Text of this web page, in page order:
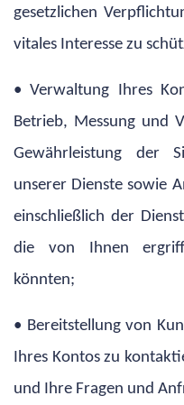
gesetzlichen
vitales Interesse zu
• Verwaltung Ihres
Betrieb, Messung und
Gewährleistung der
unserer Dienste sowie
einschließlich der
die von Ihnen
könnten;
• Bereitstellung von
Ihres Kontos zu
und Ihre Fragen und